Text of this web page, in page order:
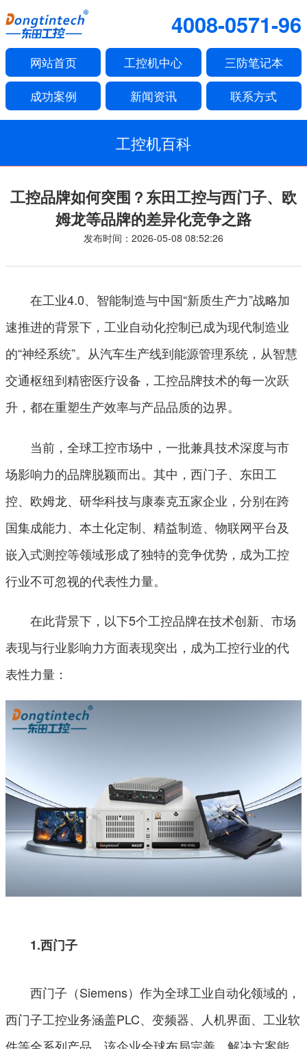
4008-0571-96
网站首页 工控机中心 三防笔记本
成功案例 新闻资讯 联系方式
工控机百科
工控品牌如何突围？东田工控与西门子、欧
姆龙等品牌的差异化竞争之路
发布时间：2026-05-08 08:52:26
在工业4.0、智能制造与中国“新质生产力”战略加
速推进的背景下，工业自动化控制已成为现代制造业
的“神经系统”。从汽车生产线到能源管理系统，从智慧
交通枢纽到精密医疗设备，工控品牌技术的每一次跃
升，都在重塑生产效率与产品品质的边界。
当前，全球工控市场中，一批兼具技术深度与市
场影响力的品牌脱颖而出。其中，西门子、东田工
控、欧姆龙、研华科技与康泰克五家企业，分别在跨
国集成能力、本土化定制、精益制造、物联网平台及
嵌入式测控等领域形成了独特的竞争优势，成为工控
行业不可忽视的代表性力量。
在此背景下，以下5个工控品牌在技术创新、市场
表现与行业影响力方面表现突出，成为工控行业的代
表性力量：
1.西门子
西门子（Siemens）作为全球工业自动化领域的，
西门子工控业务涵盖PLC、变频器、人机界面、工业软
件等全系列产品，该企业全球布局完善，解决方案能